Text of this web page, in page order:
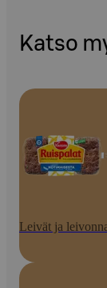
Katso
Leivät ja